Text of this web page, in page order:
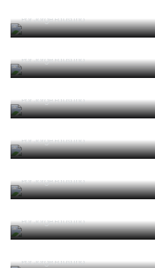
PorJorge Faustino
PorJorge Faustino
PorJorge Faustino
PorJorge Faustino
PorJorge Faustino
PorJorge Faustino
PorJorge Faustino